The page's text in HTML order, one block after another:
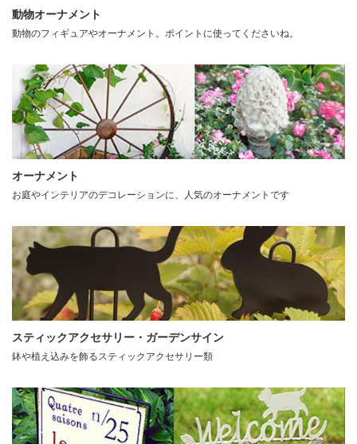
動物オーナメント
動物のフィギュアやオーナメント。ポイントに使ってくださいね。
オーナメント
お庭やインテリアのデコレーションに、人気のオーナメントです
スティックアクセサリー・ガーデンサイン
鉢や植え込みを飾るスティックアクセサリー類